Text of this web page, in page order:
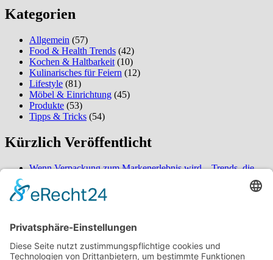
Kategorien
Allgemein (57)
Food & Health Trends (42)
Kochen & Haltbarkeit (10)
Kulinarisches für Feiern (12)
Lifestyle (81)
Möbel & Einrichtung (45)
Produkte (53)
Tipps & Tricks (54)
Kürzlich Veröffentlicht
Wenn Verpackung zum Markenerlebnis wird – Trends, die
So verwandeln Sie Ihren Außenbereich in eine ordentliche
Oase – überraschende Gestaltungsideen für mehr Komfort
Sie den Unterschied bei digitaler Buchung und naturnaher
Umgebung